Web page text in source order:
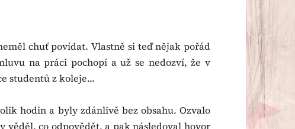
chuť povídat. Vlastně si teď nějak pořád
na práci pochopí a už se nedozví, že v
studentů z koleje...
hodin a byly zdánlivě bez obsahu. Ozvalo
věděl, co odpovědět, a pak následoval hovor